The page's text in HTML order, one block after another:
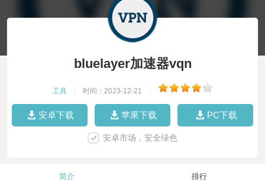
bluelayer加速器vqn
工具 时间：2023-12-21
安卓下载 苹果下载 PC下载
安卓市场，安全绿色
简介 排行